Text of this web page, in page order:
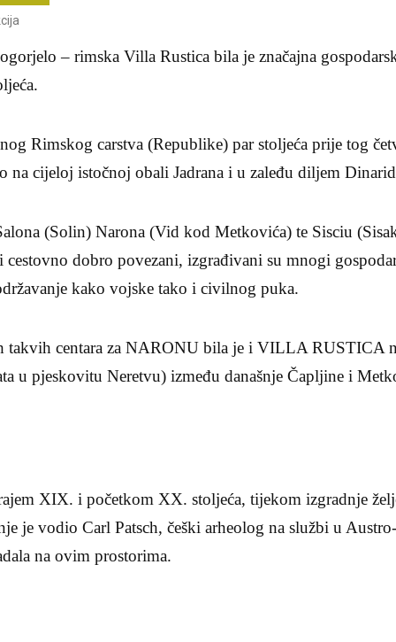
– rimska Villa Rustica bila je značajna
Rimskog carstva (Republike) par stoljeća prije tog
cijeloj istočnoj obali Jadrana i u zaleđu diljem
(Solin) Narona (Vid kod Metkovića) te Sisciu
dobro povezani, izgrađivani su mnogi
kako vojske tako i civilnog puka.
takvih centara za NARONU bila je i VILLA RUSTICA
u pjeskovitu Neretvu) između današnje Čapljine i
XIX. i početkom XX. stoljeća, tijekom izgradnje
je vodio Carl Patsch, češki arheolog na službi u
na ovim prostorima.